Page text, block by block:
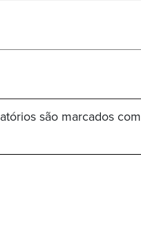
são marcados com